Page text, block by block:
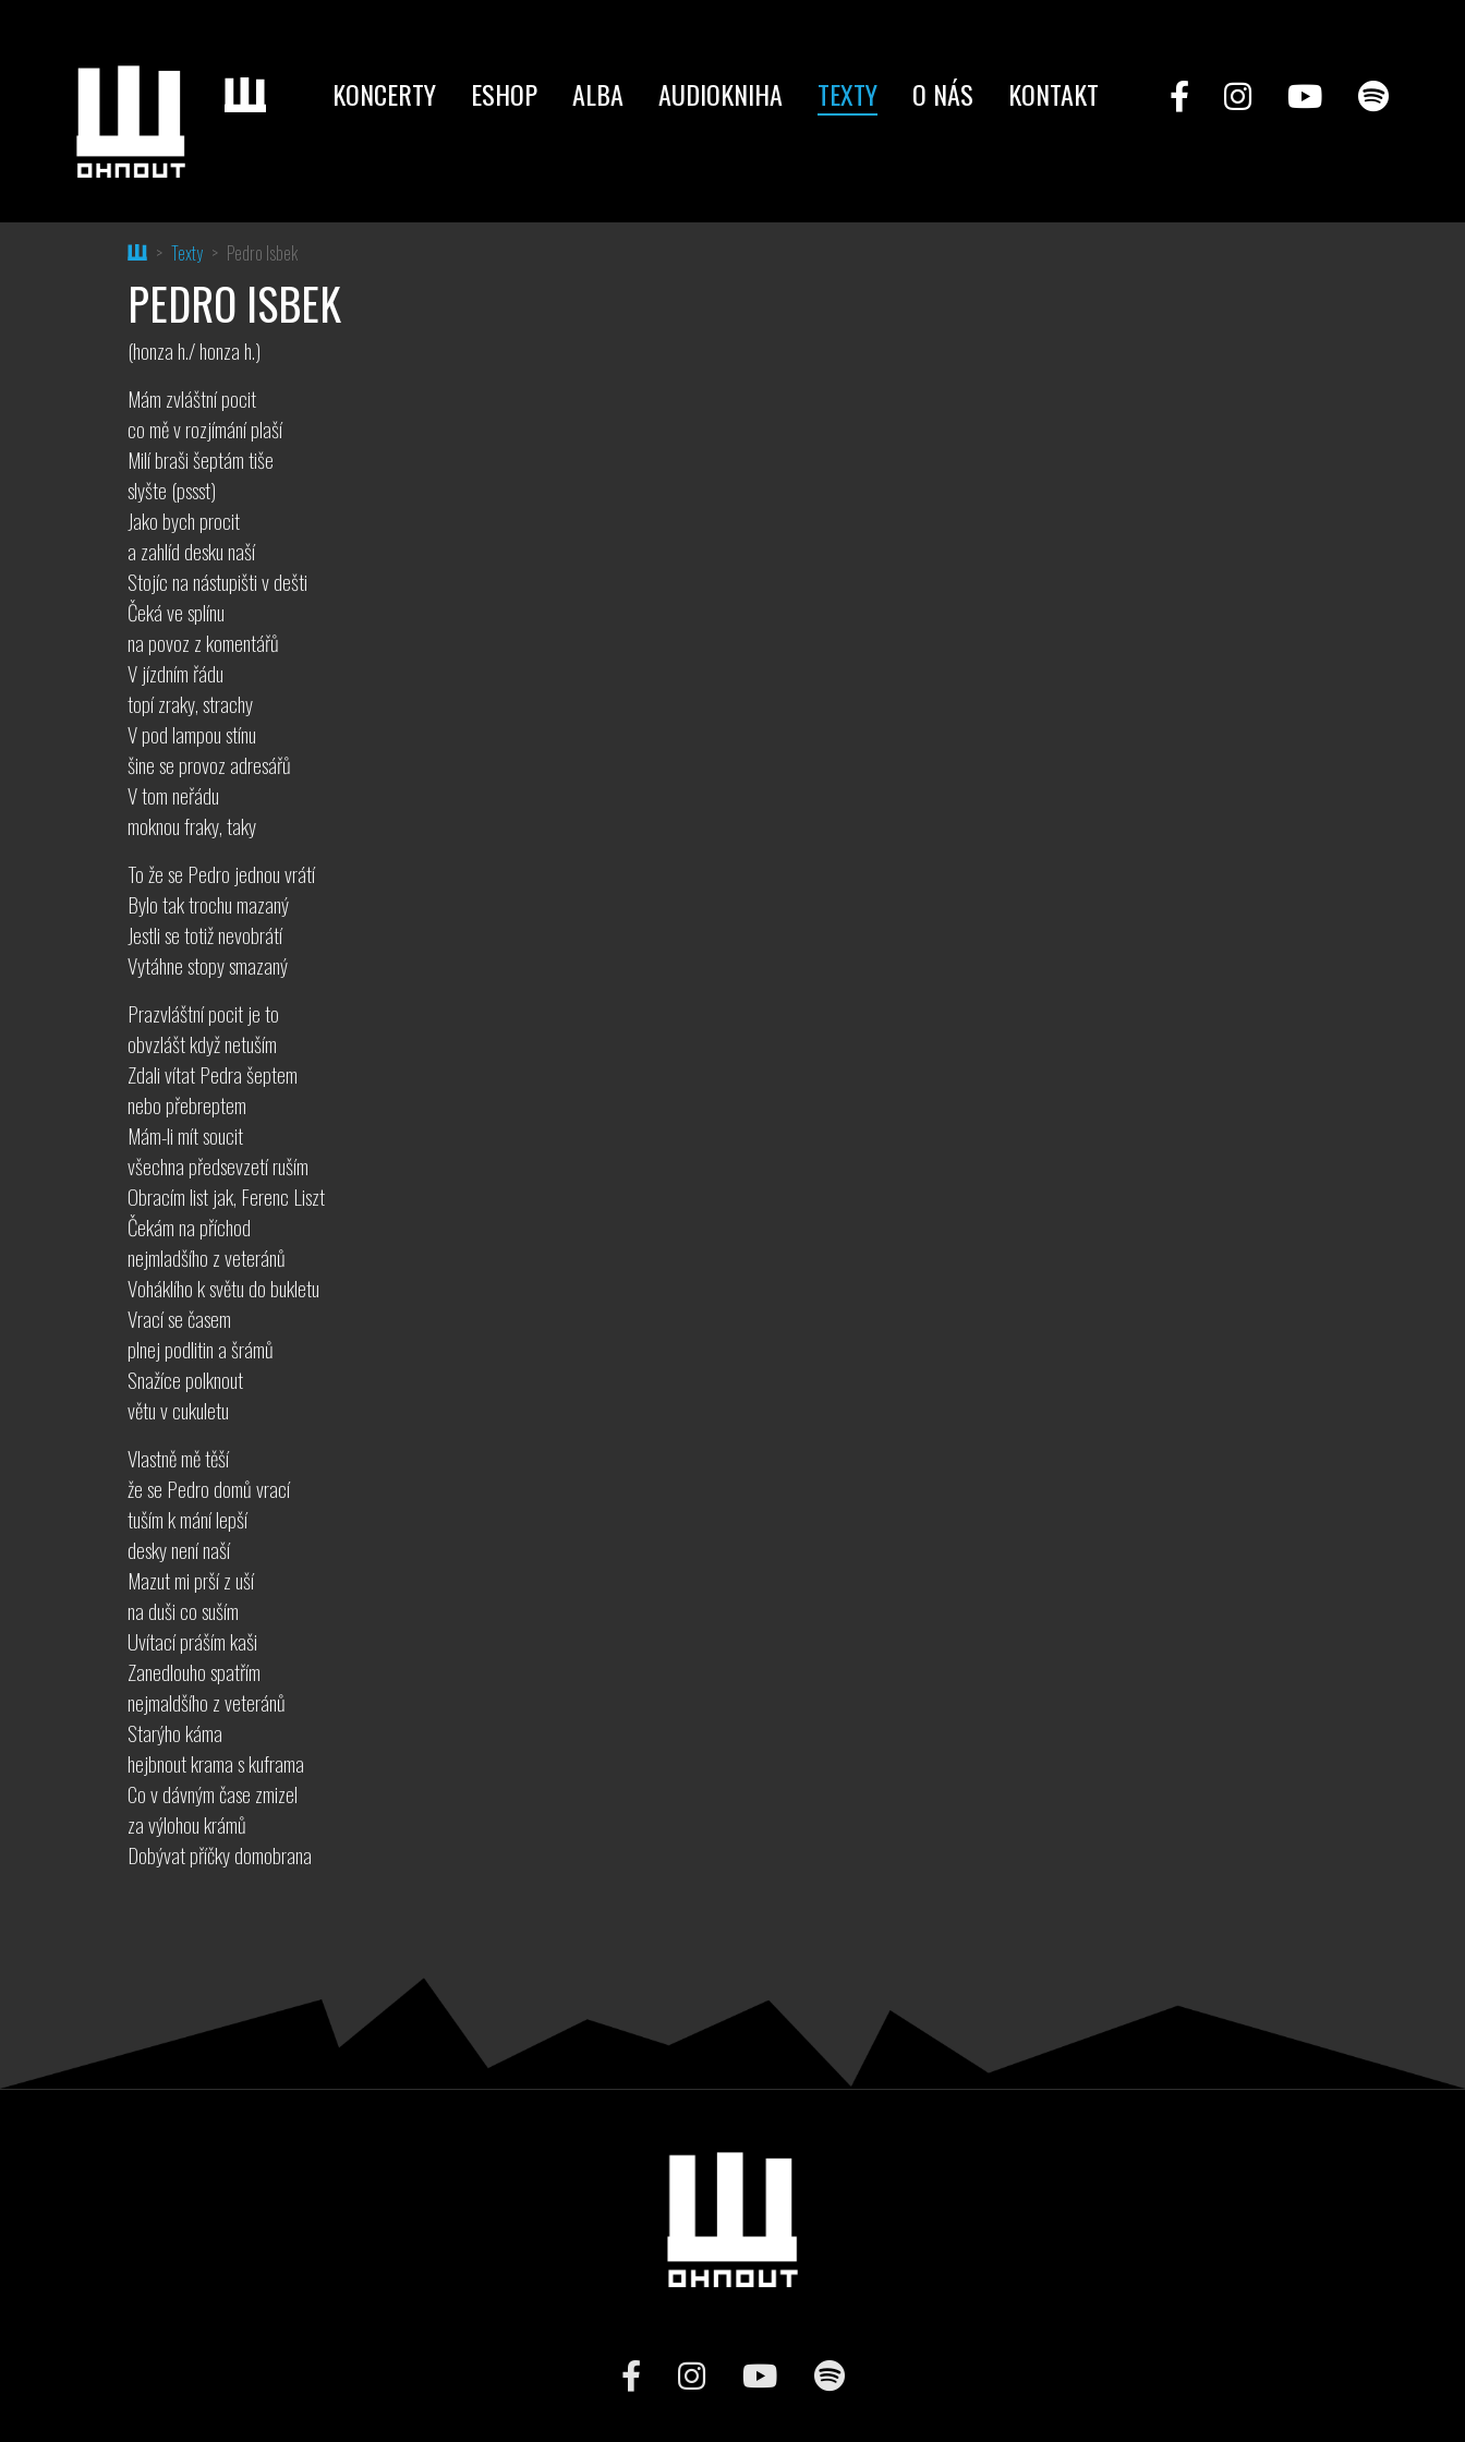
KONCERTY ESHOP ALBA AUDIOKNIHA TEXTY O NÁS KONTAKT
HomeTexty Pedro Isbek
PEDRO ISBEK
(honza h./ honza h.)
Mám zvláštní pocit
co mě v rozjímání plaší
Milí braši šeptám tiše
slyšte (pssst)
Jako bych procit
a zahlíd desku naší
Stojíc na nástupišti v dešti
Čeká ve splínu
na povoz z komentářů
V jízdním řádu
topí zraky, strachy
V pod lampou stínu
šine se provoz adresářů
V tom neřádu
moknou fraky, taky
To že se Pedro jednou vrátí
Bylo tak trochu mazaný
Jestli se totiž nevobrátí
Vytáhne stopy smazaný
Prazvláštní pocit je to
obvzlášt když netuším
Zdali vítat Pedra šeptem
nebo přebreptem
Mám-li mít soucit
všechna předsevzetí ruším
Obracím list jak, Ferenc Liszt
Čekám na příchod
nejmladšího z veteránů
Voháklího k světu do bukletu
Vrací se časem
plnej podlitin a šrámů
Snažíce polknout
větu v cukuletu
Vlastně mě těší
že se Pedro domů vrací
tuším k mání lepší
desky není naší
Mazut mi prší z uší
na duši co suším
Uvítací práším kaši
Zanedlouho spatřím
nejmaldšího z veteránů
Starýho káma
hejbnout krama s kuframa
Co v dávným čase zmizel
za výlohou krámů
Dobývat příčky domobrana